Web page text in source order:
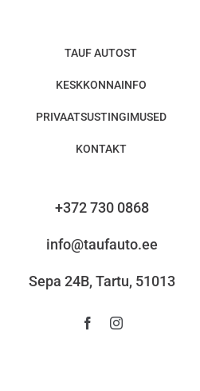
TAUF AUTOST
KESKKONNAINFO
PRIVAATSUSTINGIMUSED
KONTAKT
+372 730 0868
info@taufauto.ee
Sepa 24B, Tartu, 51013